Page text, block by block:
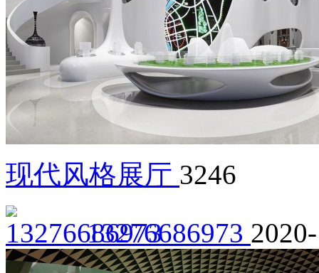
现代风格展厅 3246
13276686973